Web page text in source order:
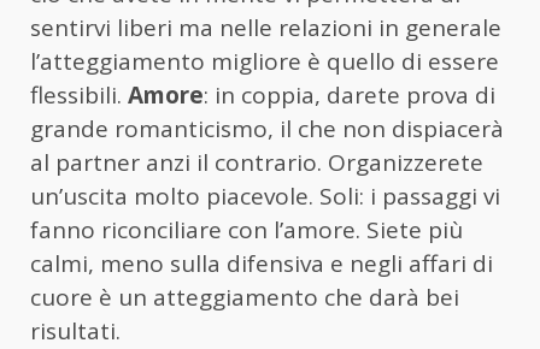
sentirvi liberi ma nelle relazioni in generale
l’atteggiamento migliore è quello di essere
flessibili. Amore: in coppia, darete prova di
grande romanticismo, il che non dispiacerà
al partner anzi il contrario. Organizzerete
un’uscita molto piacevole. Soli: i passaggi vi
fanno riconciliare con l’amore. Siete più
calmi, meno sulla difensiva e negli affari di
cuore è un atteggiamento che darà bei
risultati.